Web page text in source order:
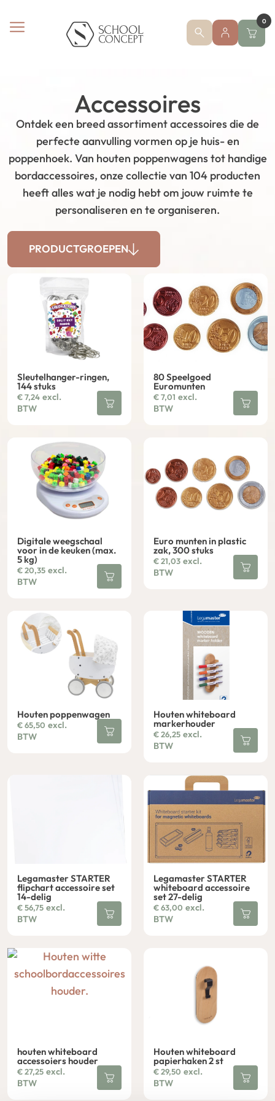
0
Accessoires
Ontdek een breed assortiment accessoires die de
perfecte aanvulling vormen op je huis- en
poppenhoek. Van houten poppenwagens tot handige
bordaccessoires, onze collectie van 104 producten
heeft alles wat je nodig hebt om jouw ruimte te
personaliseren en te organiseren.
PRODUCTGROEPEN
Sleutelhanger-ringen,
144 stuks
€7,24 excl.
BTW
80 Speelgoed
Euromunten
€7,01 excl.
BTW
Digitale weegschaal
voor in de keuken (max.
5 kg)
€20,35 excl.
BTW
Euro munten in plastic
zak, 300 stuks
€21,03 excl.
BTW
Houten poppenwagen
€65,50 excl.
BTW
Houten whiteboard
markerhouder
€26,25 excl.
BTW
Legamaster STARTER
flipchart accessoire set
14-delig
€56,75 excl.
BTW
Legamaster STARTER
whiteboard accessoire
set 27-delig
€63,00 excl.
BTW
houten whiteboard
accessoiers houder
€27,25 excl.
BTW
Houten whiteboard
papierhaken 2 st
€29,50 excl.
BTW